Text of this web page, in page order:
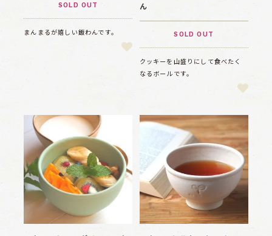
SOLD OUT
まんまるが嬉しい飯わんです。
ん
SOLD OUT
クッキーを山盛りにして食べたく
なるボールです。